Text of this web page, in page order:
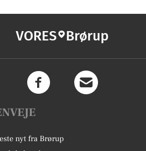
VORES Brørup
nyt fra Brørup